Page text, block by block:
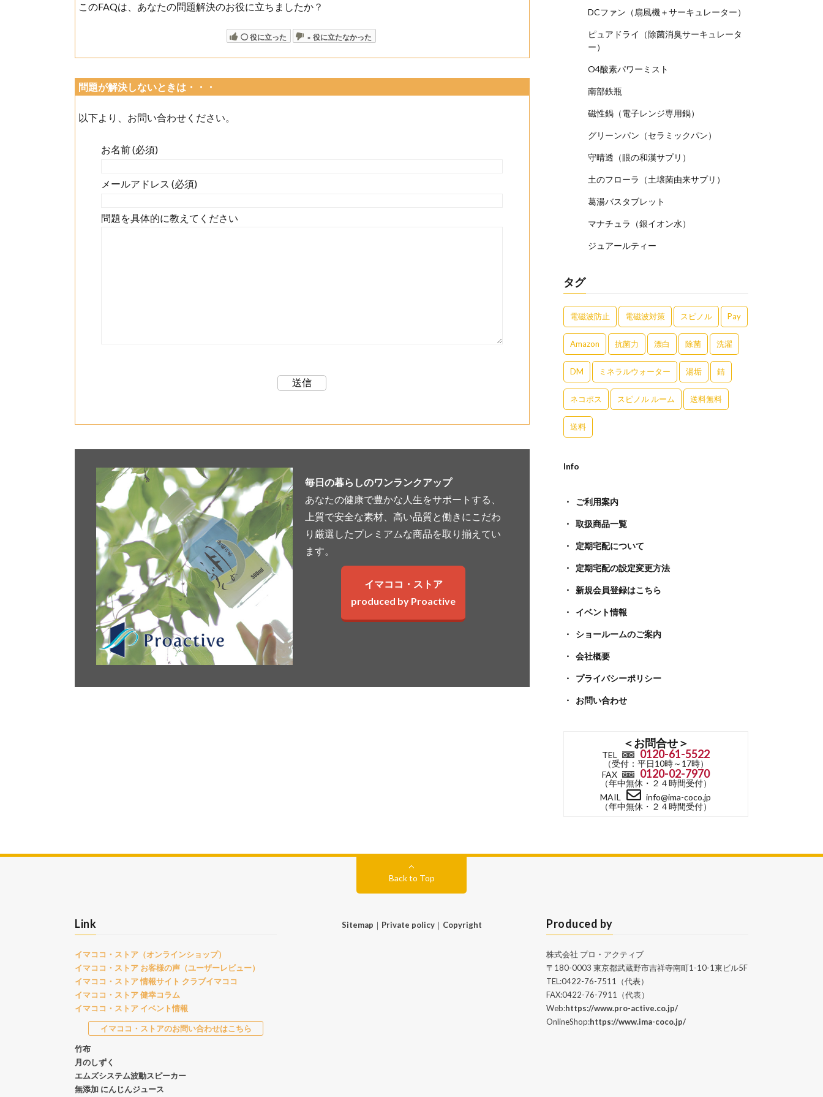
このFAQは、あなたの問題解決のお役に立ちましたか？
◯ 役に立った × 役に立たなかった
問題が解決しないときは・・・
以下より、お問い合わせください。
お名前 (必須)
メールアドレス (必須)
問題を具体的に教えてください
毎日の暮らしのワンランクアップ
あなたの健康で豊かな人生をサポートする、
上質で安全な素材、高い品質と働きにこだわ
り厳選したプレミアムな商品を取り揃えてい
ます。
イマココ・ストア
produced by Proactive
DCファン（扇風機＋サーキュレーター）
ピュアドライ（除菌消臭サーキュレータ
ー）
O4酸素パワーミスト
南部鉄瓶
磁性鍋（電子レンジ専用鍋）
グリーンパン（セラミックパン）
守晴透（眼の和漢サプリ）
土のフローラ（土壌菌由来サプリ）
葛湯バスタブレット
マナチュラ（銀イオン水）
ジュアールティー
タグ
電磁波防止 電磁波対策 スピノル Pay
Amazon 抗菌力 漂白 除菌 洗濯
DM ミネラルウォーター 湯垢 錆
ネコポス スピノル ルーム 送料無料
送料
Info
ご利用案内
取扱商品一覧
定期宅配について
定期宅配の設定変更方法
新規会員登録はこちら
イベント情報
ショールームのご案内
会社概要
プライバシーポリシー
お問い合わせ
＜お問合せ＞
TEL 0120-61-5522
（受付：平日10時～17時）
FAX
0120-02-7970
（年中無休・２４時間受付）
MAIL
info@ima-coco.jp
（年中無休・２４時間受付）
Back to Top
Link
イマココ・ストア（オンラインショップ）
イマココ・ストア お客様の声（ユーザーレビュー）
イマココ・ストア 情報サイト クラブイマココ
イマココ・ストア 健幸コラム
イマココ・ストア イベント情報
イマココ・ストアのお問い合わせはこちら
竹布
月のしずく
エムズシステム波動スピーカー
無添加 にんじんジュース
Sitemap ｜ Private policy｜ Copyright Produced by
株式会社 プロ・アクティブ
〒180-0003 東京都武蔵野市吉祥寺南町1-10-1東ビル5F
TEL:0422-76-7511（代表）
FAX:0422-76-7911（代表）
Web:https://www.pro-active.co.jp/
OnlineShop:https://www.ima-coco.jp/